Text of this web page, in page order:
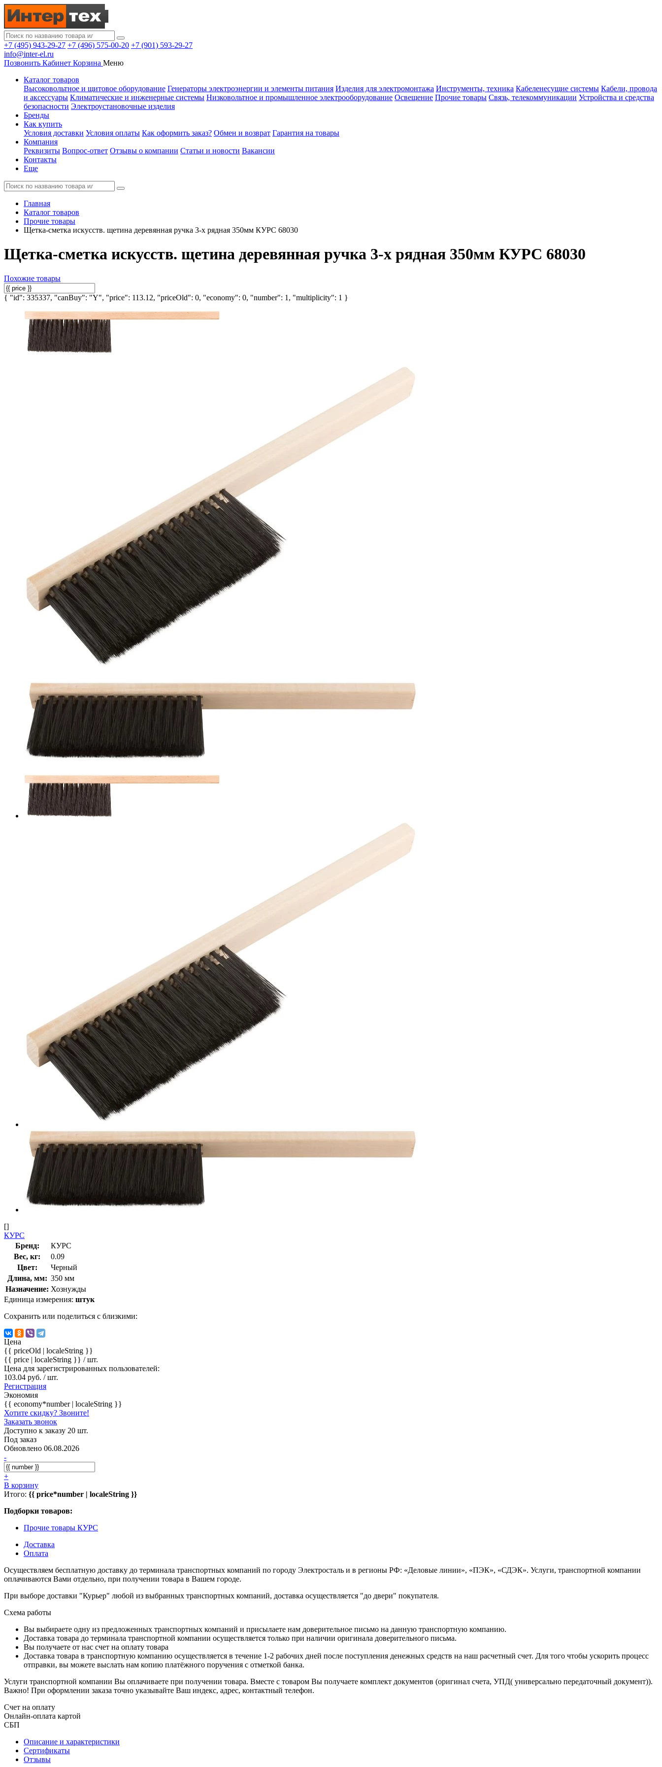
+7 (495) 943-29-27 +7 (496) 575-00-20 +7 (901) 593-29-27
info@inter-el.ru
Позвонить Кабинет Корзина Меню
Каталог товаров
Высоковольтное и щитовое оборудование Генераторы электроэнергии и элементы питания Изделия для электромонтажа Инструменты, техника Кабеленесущие системы Кабели, провода
и аксессуары Климатические и инженерные системы Низковольтное и промышленное электрооборудование Освещение Прочие товары Связь, телекоммуникации Устройства и средства
безопасности Электроустановочные изделия
Бренды
Как купить
Условия доставки Условия оплаты Как оформить заказ? Обмен и возврат Гарантия на товары
Компания
Реквизиты Вопрос-ответ Отзывы о компании Статьи и новости Вакансии
Контакты
Еще
Главная
Каталог товаров
Прочие товары
Щетка-сметка искусств. щетина деревянная ручка 3-х рядная 350мм КУРС 68030
Щетка-сметка искусств. щетина деревянная ручка 3-х рядная 350мм КУРС 68030
Похожие товары
{ "id": 335337, "canBuy": "Y", "price": 113.12, "priceOld": 0, "economy": 0, "number": 1, "multiplicity": 1 }
[]
КУРС
Бренд:
КУРС
Вес, кг:
0.09
Цвет:
Черный
Длина, мм: 350 мм
Назначение: Хознужды
Единица измерения: штук
Сохранить или поделиться с близкими:
Цена
{{ priceOld | localeString }}
{{ price | localeString }} / шт.
Цена для зарегистрированных пользователей:
103.04 руб. / шт.
Регистрация
Экономия
{{ economy*number | localeString }}
Хотите скидку? Звоните!
Заказать звонок
Доступно к заказу 20 шт.
Под заказ
Обновлено 06.08.2026
-
+
В корзину
Итого: {{ price*number | localeString }}
Подборки товаров:
Прочие товары КУРС
Доставка
Оплата
Осуществляем бесплатную доставку до терминала транспортных компаний по городу Электросталь и в регионы РФ: «Деловые линии», «ПЭК», «СДЭК». Услуги, транспортной компании
оплачиваются Вами отдельно, при получении товара в Вашем городе.
При выборе доставки "Курьер" любой из выбранных транспортных компаний, доставка осуществляется "до двери" покупателя.
Схема работы
Вы выбираете одну из предложенных транспортных компаний и присылаете нам доверительное письмо на данную транспортную компанию.
Доставка товара до терминала транспортной компании осуществляется только при наличии оригинала доверительного письма.
Вы получаете от нас счет на оплату товара
Доставка товара в транспортную компанию осуществляется в течение 1-2 рабочих дней после поступления денежных средств на наш расчетный счет. Для того чтобы ускорить процесс
отправки, вы можете выслать нам копию платёжного поручения с отметкой банка.
Услуги транспортной компании Вы оплачиваете при получении товара. Вместе с товаром Вы получаете комплект документов (оригинал счета, УПД( универсально передаточный документ)).
Важно! При оформлении заказа точно указывайте Ваш индекс, адрес, контактный телефон.
Счет на оплату
Онлайн-оплата картой
СБП
Описание и характеристики
Сертификаты
Отзывы